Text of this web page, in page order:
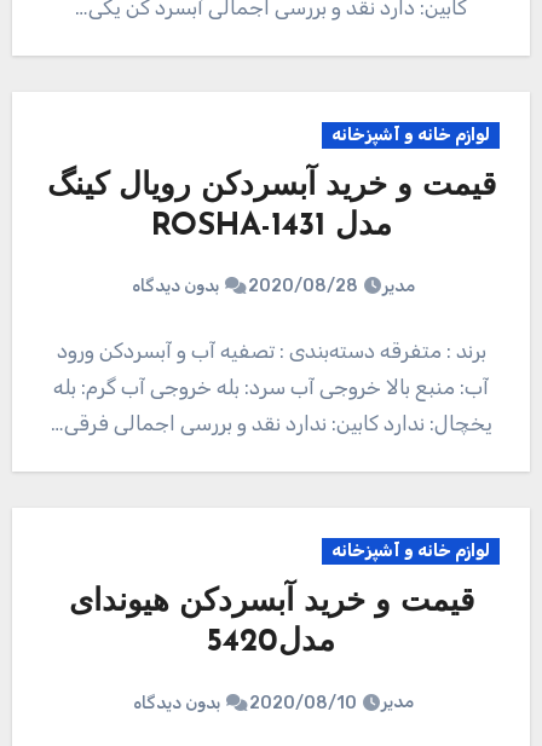
کابین: دارد نقد و بررسی اجمالی آبسرد کن یکی…
لوازم خانه و آشپزخانه
قیمت و خرید آبسردکن رویال کینگ
مدل ROSHA-1431
مدیر 2020/08/28 بدون دیدگاه
برند : متفرقه دسته‌بندی : تصفیه آب و آبسردکن ورود
آب: منبع بالا خروجی آب سرد: بله خروجی آب گرم: بله
یخچال: ندارد کابین: ندارد نقد و بررسی اجمالی فرقی…
لوازم خانه و آشپزخانه
قیمت و خرید آبسردکن هیوندای
مدل5420
مدیر 2020/08/10 بدون دیدگاه